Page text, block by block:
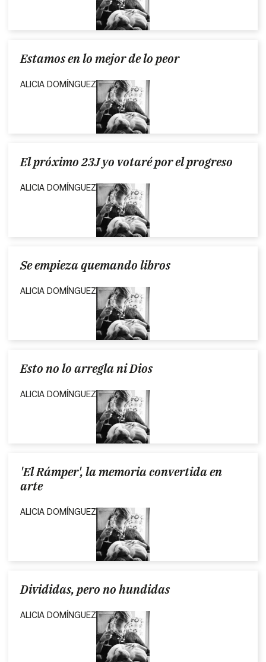
Estamos en lo mejor de lo peor
ALICIA DOMÍNGUEZ
El próximo 23J yo votaré por el progreso
ALICIA DOMÍNGUEZ
Se empieza quemando libros
ALICIA DOMÍNGUEZ
Esto no lo arregla ni Dios
ALICIA DOMÍNGUEZ
'El Rámper', la memoria convertida en
arte
ALICIA DOMÍNGUEZ
Divididas, pero no hundidas
ALICIA DOMÍNGUEZ